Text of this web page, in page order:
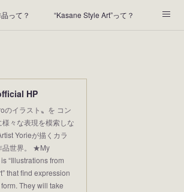
って？ “Kasane Style Art”って？
HP
のイラスト〟を コン
様々な表現を模索しな
Yorieが描くカラ
品世界。 ★My
“Illustrations from
that find expression
They will take